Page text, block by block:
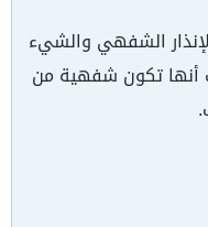
الشفهي والشيء
أنها تكون شفهية من